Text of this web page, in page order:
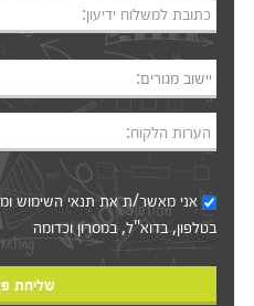
כתובת למשלוח ידיעון:
יישוב מגורים:
הערות הלקוח:
אני מאשר/ת אתתנאי השימוש
בטלפון, בדוא"ל, במסרון וכדומה‎‎
שליחת